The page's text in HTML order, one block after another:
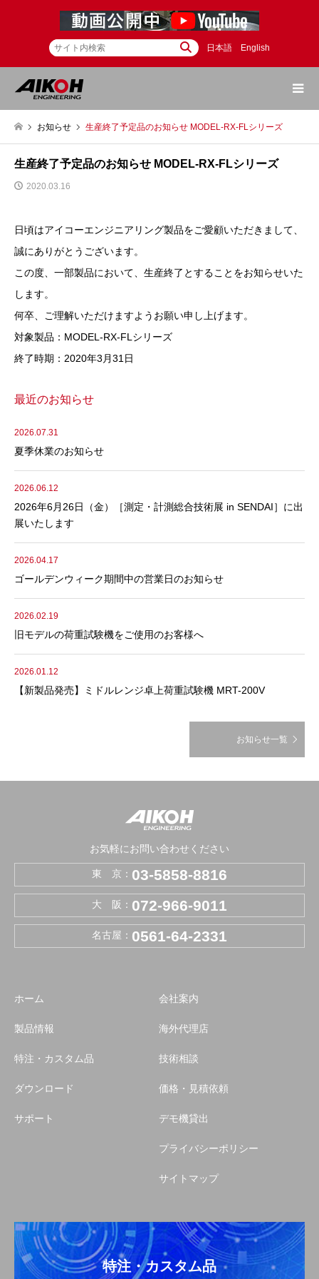
日本語 English
お知らせ 生産終了予定品のお知らせ MODEL-RX-FLシリーズ
生産終了予定品のお知らせ MODEL-RX-FLシリーズ
2020.03.16
日頃はアイコーエンジニアリング製品をご愛顧いただきまして、
誠にありがとうございます。
この度、一部製品において、生産終了とすることをお知らせいた
します。
何卒、ご理解いただけますようお願い申し上げます。
対象製品：MODEL-RX-FLシリーズ
終了時期：2020年3月31日
最近のお知らせ
2026.07.31
夏季休業のお知らせ
2026.06.12
2026年6月26日（金）［測定・計測総合技術展 in SENDAI］に出
展いたします
2026.04.17
ゴールデンウィーク期間中の営業日のお知らせ
2026.02.19
旧モデルの荷重試験機をご使用のお客様へ
2026.01.12
【新製品発売】ミドルレンジ卓上荷重試験機 MRT-200V
お知らせ一覧
お気軽にお問い合わせください
東 京： 03-5858-8816
大 阪： 072-966-9011
名古屋： 0561-64-2331
ホーム
製品情報
特注・カスタム品
ダウンロード
サポート
会社案内
海外代理店
技術相談
価格・見積依頼
デモ機貸出
プライバシーポリシー
サイトマップ
特注・カスタム品